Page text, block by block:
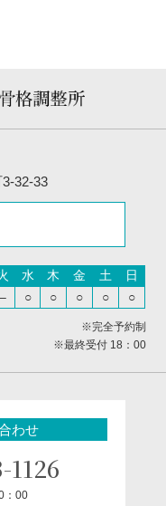
32-33
水 木 金 土
日
– ○ ○ ○ ○ ○
※完全予約制
※最終受付 18：00
わせ
1126
：00